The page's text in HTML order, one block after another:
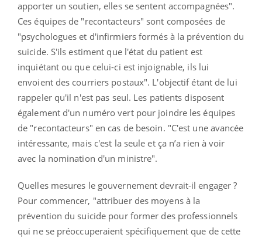
apporter un soutien, elles se sentent accompagnées".
Ces équipes de "recontacteurs" sont composées de
"psychologues et d'infirmiers formés à la prévention du
suicide. S'ils estiment que l'état du patient est
inquiétant ou que celui-ci est injoignable, ils lui
envoient des courriers postaux". L'objectif étant de lui
rappeler qu'il n'est pas seul. Les patients disposent
également d'un numéro vert pour joindre les équipes
de "recontacteurs" en cas de besoin. "C'est une avancée
intéressante, mais c'est la seule et ça n’a rien à voir
avec la nomination d'un ministre".
Quelles mesures le gouvernement devrait-il engager ?
Pour commencer, "attribuer des moyens à la
prévention du suicide pour former des professionnels
qui ne se préoccuperaient spécifiquement que de cette